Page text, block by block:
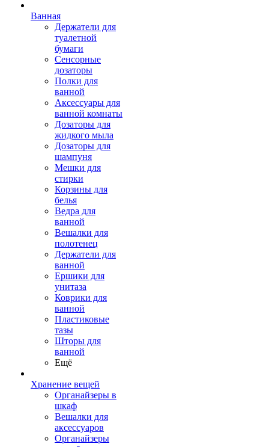
Ванная
Держатели для
туалетной
бумаги
Сенсорные
дозаторы
Полки для
ванной
Аксессуары для
ванной комнаты
Дозаторы для
жидкого мыла
Дозаторы для
шампуня
Мешки для
стирки
Корзины для
белья
Ведра для
ванной
Вешалки для
полотенец
Держатели для
ванной
Ершики для
унитаза
Коврики для
ванной
Пластиковые
тазы
Шторы для
ванной
Ещё
Хранение вещей
Органайзеры в
шкаф
Вешалки для
аксессуаров
Органайзеры